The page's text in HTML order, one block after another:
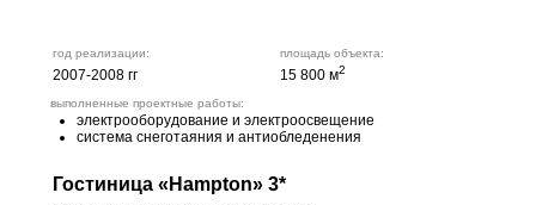
Гостиница «Hampton» 3*
15 800 м2
электрооборудование и электроосвещение
система снеготаяния и антиобледенения
год реализации:
выполненные проектные работы:
площадь объекта:
2007-2008 гг